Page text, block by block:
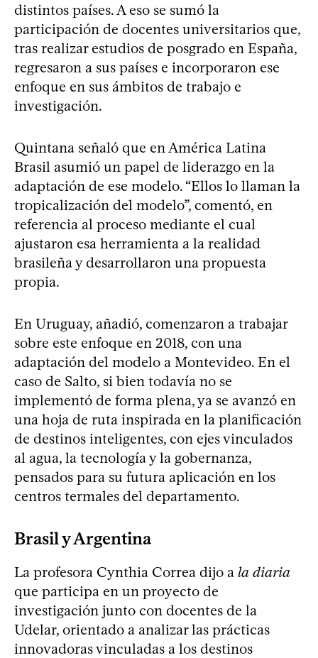
distintos países. A eso se sumó la
participación de docentes universitarios que,
tras realizar estudios de posgrado en España,
regresaron a sus países e incorporaron ese
enfoque en sus ámbitos de trabajo e
investigación.
Quintana señaló que en América Latina
Brasil asumió un papel de liderazgo en la
adaptación de ese modelo. “Ellos lo llaman la
tropicalización del modelo”, comentó, en
referencia al proceso mediante el cual
ajustaron esa herramienta a la realidad
brasileña y desarrollaron una propuesta
propia.
En Uruguay, añadió, comenzaron a trabajar
sobre este enfoque en 2018, con una
adaptación del modelo a Montevideo. En el
caso de Salto, si bien todavía no se
implementó de forma plena, ya se avanzó en
una hoja de ruta inspirada en la planificación
de destinos inteligentes, con ejes vinculados
al agua, la tecnología y la gobernanza,
pensados para su futura aplicación en los
centros termales del departamento.
Brasil y Argentina
La profesora Cynthia Correa dijo a la diaria
que participa en un proyecto de
investigación junto con docentes de la
Udelar, orientado a analizar las prácticas
innovadoras vinculadas a los destinos